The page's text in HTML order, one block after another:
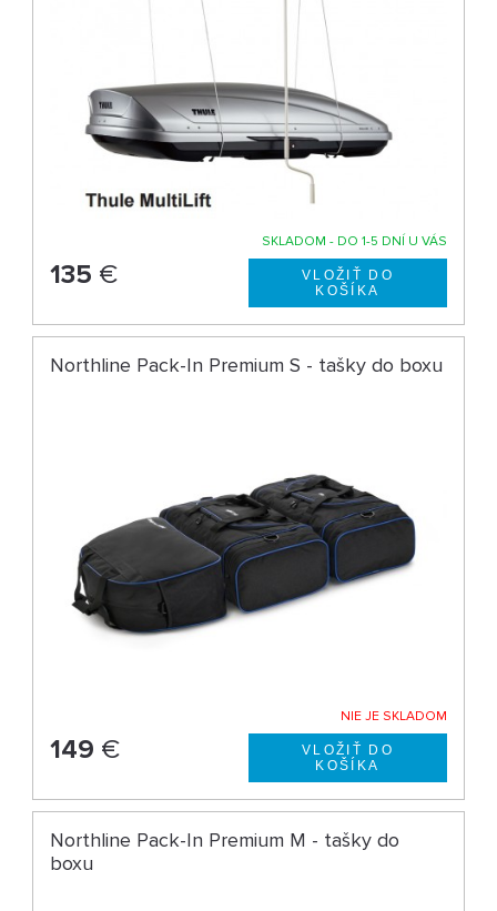
SKLADOM - DO 1-5 DNÍ U VÁS
135 €
Northline Pack-In Premium S - tašky do boxu
NIE JE SKLADOM
149 €
Northline Pack-In Premium M - tašky do
boxu